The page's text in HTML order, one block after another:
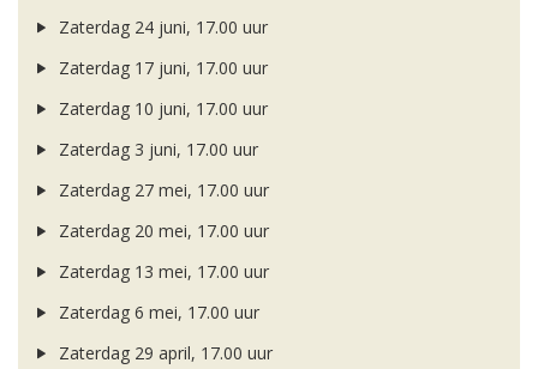
Zaterdag 24 juni, 17.00 uur
Zaterdag 17 juni, 17.00 uur
Zaterdag 10 juni, 17.00 uur
Zaterdag 3 juni, 17.00 uur
Zaterdag 27 mei, 17.00 uur
Zaterdag 20 mei, 17.00 uur
Zaterdag 13 mei, 17.00 uur
Zaterdag 6 mei, 17.00 uur
Zaterdag 29 april, 17.00 uur